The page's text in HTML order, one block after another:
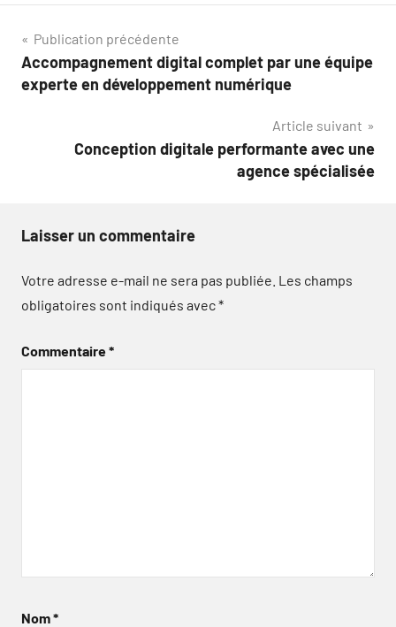
Navigation
de
Publication précédente
Accompagnement digital complet par une équipe
experte en développement numérique
Article suivant
Conception digitale performante avec une
agence spécialisée
Laisser un commentaire
Votre adresse e-mail ne sera pas publiée. Les champs
obligatoires sont indiqués avec*
Commentaire*
Nom*